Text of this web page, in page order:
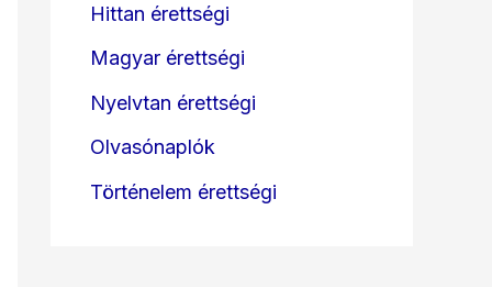
Hittan érettségi
Magyar érettségi
Nyelvtan érettségi
Olvasónaplók
Történelem érettségi